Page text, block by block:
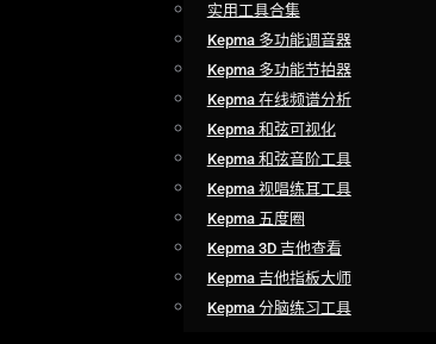
实用工具合集
Kepma 多功能调音器
Kepma 多功能节拍器
Kepma 在线频谱分析
Kepma 和弦可视化
Kepma 和弦音阶工具
Kepma 视唱练耳工具
Kepma 五度圈
Kepma 3D 吉他查看
Kepma 吉他指板大师
Kepma 分脑练习工具